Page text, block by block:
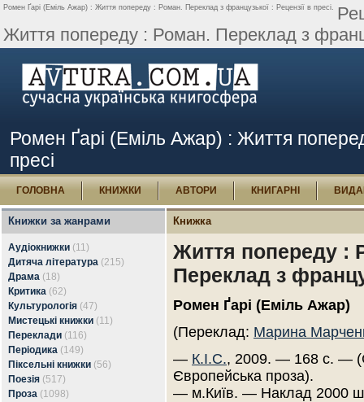
Ромен Ґарі (Еміль Ажар) : Життя попереду : Роман. Переклад з французької : Рецензії в пресі.
Життя попереду : Роман. Переклад з
Ромен Ґарі (Еміль Ажар) : Життя
пресі
ГОЛОВНА КНИЖКИ АВТОРИ КНИГАРНІ
Книжки за жанрами
Аудіокнижки (11)
Дитяча література (215)
Драма (18)
Критика (62)
Культурологія (47)
Мистецькі книжки (11)
Переклади (116)
Періодика (149)
Піксельні книжки (56)
Поезія (517)
Проза (1098)
Книжка
Життя попереду :
Переклад з
Ромен Ґарі (Еміль Ажар)
(Переклад: Марина
— К.І.С., 2009. — 168 с. —
Європейська проза).
— м.Київ. — Наклад 2000